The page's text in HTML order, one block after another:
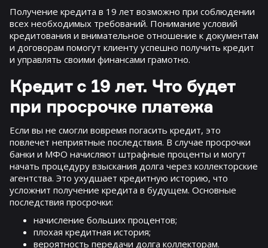
Получение кредита в 19 лет возможно при соблюдении
всех необходимых требований. Понимание условий
кредитования и внимательное отношение к документам
и договорам помогут клиенту успешно получить кредит
и управлять своими финансами грамотно.
Кредит с 19 лет. Что будет
при просрочке платежа
Если вы не смогли вовремя погасить кредит, это
повлечет неприятные последствия. В случае просрочки
банки и МФО начисляют штрафные проценты и могут
начать процедуру взыскания долга через коллекторские
агентства. Это ухудшает кредитную историю, что
усложнит получение кредита в будущем. Основные
последствия просрочки:
начисление больших процентов;
плохая кредитная история;
вероятность передачи долга коллекторам.